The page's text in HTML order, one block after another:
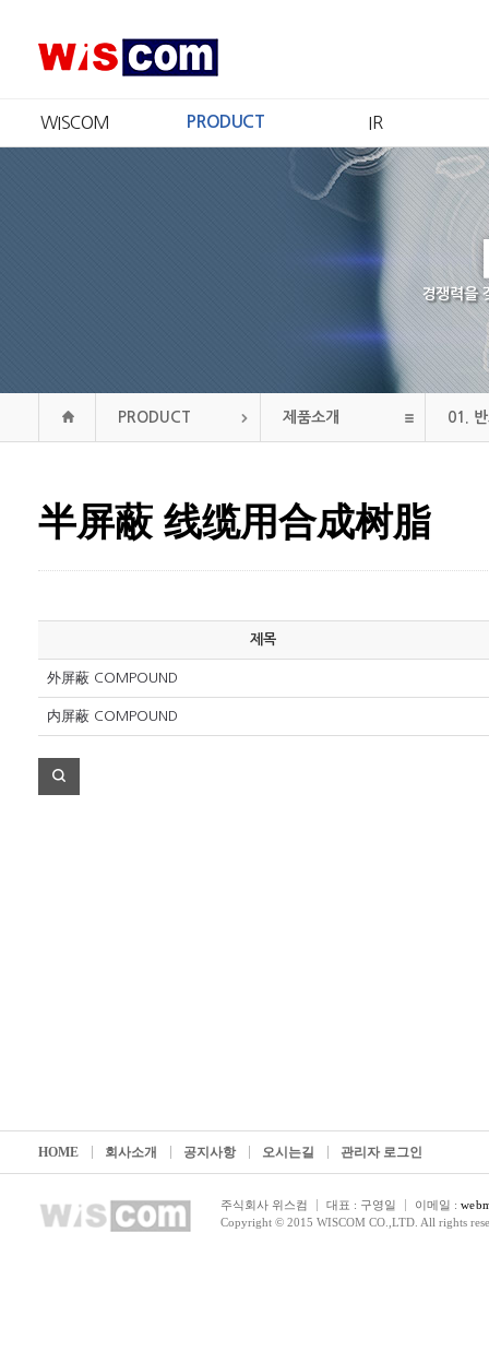
WISCOM PRODUCT IR
IR개요
주가정보
재무정보
공시정보
경쟁력을
PRODUCT 제품소개 01.
半屏蔽 线缆用合成树脂
제목
外屏蔽 COMPOUND
内屏蔽 COMPOUND
HOME 회사소개 공지사항 오시는길 관리자 로그인
주식회사 위스컴 대표 : 구영일 이메일 :
Copyright © 2015 WISCOM CO.,LTD. All rights